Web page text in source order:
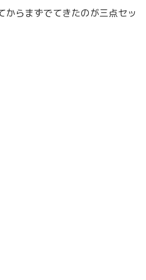
からまずでてきたのが三点セッ